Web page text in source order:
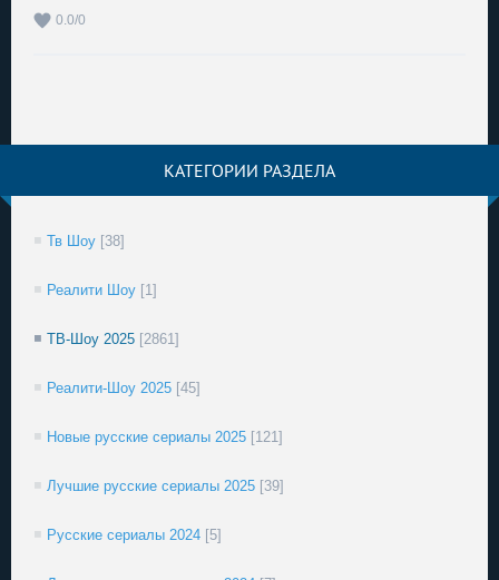
0.0/0
КАТЕГОРИИ РАЗДЕЛА
Тв Шоу [38]
Реалити Шоу [1]
ТВ-Шоу 2025 [2861]
Реалити-Шоу 2025 [45]
Новые русские сериалы 2025 [121]
Лучшие русские сериалы 2025 [39]
Русские сериалы 2024 [5]